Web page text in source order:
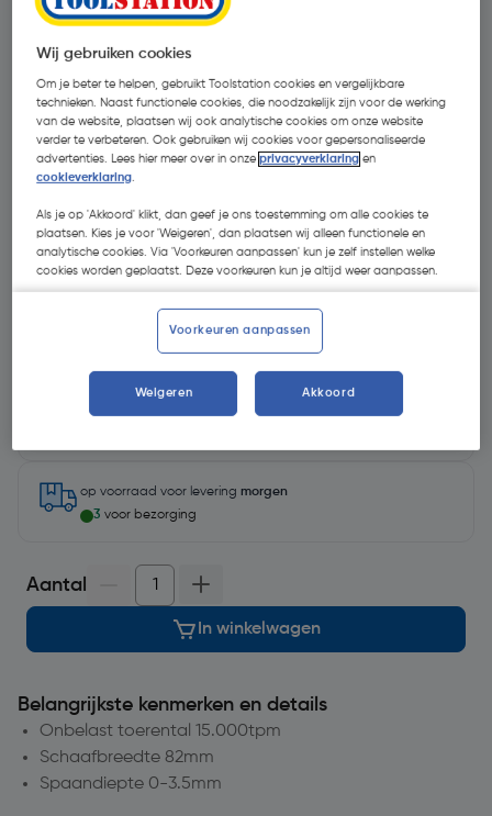
€ 119,53
op voorraad voor levering morgen
3 voor bezorging
Aantal
In winkelwagen
Belangrijkste kenmerken en details
Onbelast toerental 15.000tpm
Schaafbreedte 82mm
Spaandiepte 0-3.5mm
Wij gebruiken cookies
Om je beter te helpen, gebruikt Toolstation cookies en vergelijkbare
technieken. Naast functionele cookies, die noodzakelijk zijn voor de werking
van de website, plaatsen wij ook analytische cookies om onze website
verder te verbeteren. Ook gebruiken wij cookies voor gepersonaliseerde
advertenties. Lees hier meer over in onzeprivacyverklaring en
cookieverklaring.
Als je op 'Akkoord' klikt, dan geef je ons toestemming om alle cookies te
plaatsen. Kies je voor 'Weigeren', dan plaatsen wij alleen functionele en
analytische cookies. Via 'Voorkeuren aanpassen' kun je zelf instellen welke
cookies worden geplaatst. Deze voorkeuren kun je altijd weer aanpassen.
Voorkeuren aanpassen
Weigeren Akkoord